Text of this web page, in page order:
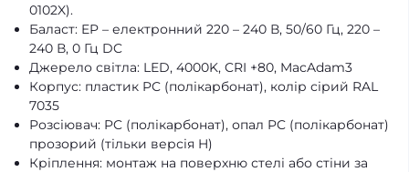
0102X).
Баласт: EP – електронний 220 – 240 В, 50/60 Гц, 220 –
240 В, 0 Гц DC
Джерело світла: LED, 4000K, CRI +80, MacAdam3
Корпус: пластик PC (полікарбонат), колір сірий RAL
7035
Розсіювач: PC (полікарбонат), опал PC (полікарбонат)
прозорий (тільки версія H)
Кріплення: монтаж на поверхню стелі або стіни за